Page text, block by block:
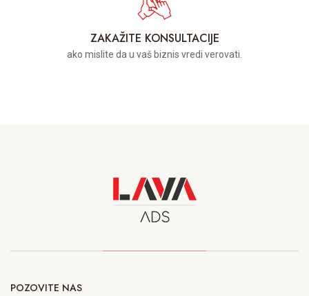
ZAKAŽITE KONSULTACIJE
ako mislite da u vaš biznis vredi verovati.
POZOVITE NAS